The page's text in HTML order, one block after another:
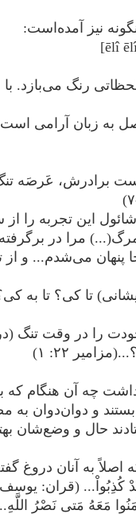
نیز آمده‌است:
رنگ می‌بازد.
به زبان آرامی
برادرش، عَرصَه
)
این تجربه را از
مرا در
می‌شدم... و از
تا کی؟ تا به
را در وقت تنگ
مزامیر ۲۲: ۱ )
چه آن هنگام که
و دوان‌دوان به
حال و وضع‌شان
به آنان دروغ
(قران: یوسف ۱۱۰)
مَعَهُ مَتى‏ نَصْرُ